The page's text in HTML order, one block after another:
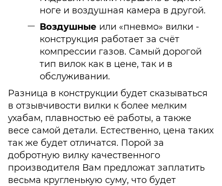
ноге и воздушная камера в другой.
Воздушные или «пневмо» вилки -
конструкция работает за счёт
компрессии газов. Самый дорогой
тип вилок как в цене, так и в
обслуживании.
Разница в конструкции будет сказываться
в отзывчивости вилки к более мелким
ухабам, плавностью её работы, а также
весе самой детали. Естественно, цена таких
так же будет отличатся. Порой за
добротную вилку качественного
производителя Вам предложат заплатить
весьма кругленькую суму, что будет